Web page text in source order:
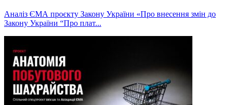
Аналіз ЄМА проєкту Закону України «Про внесення змін до
Закону України “Про плат...